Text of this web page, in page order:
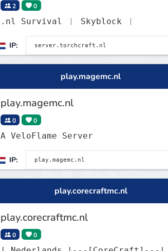
2 0
.nl Survival ︱ Skyblock ︱
IP:
play.magemc.nl
play.magemc.nl
0 0
A VeloFlame Server
IP:
play.corecraftmc.nl
play.corecraftmc.nl
0 0